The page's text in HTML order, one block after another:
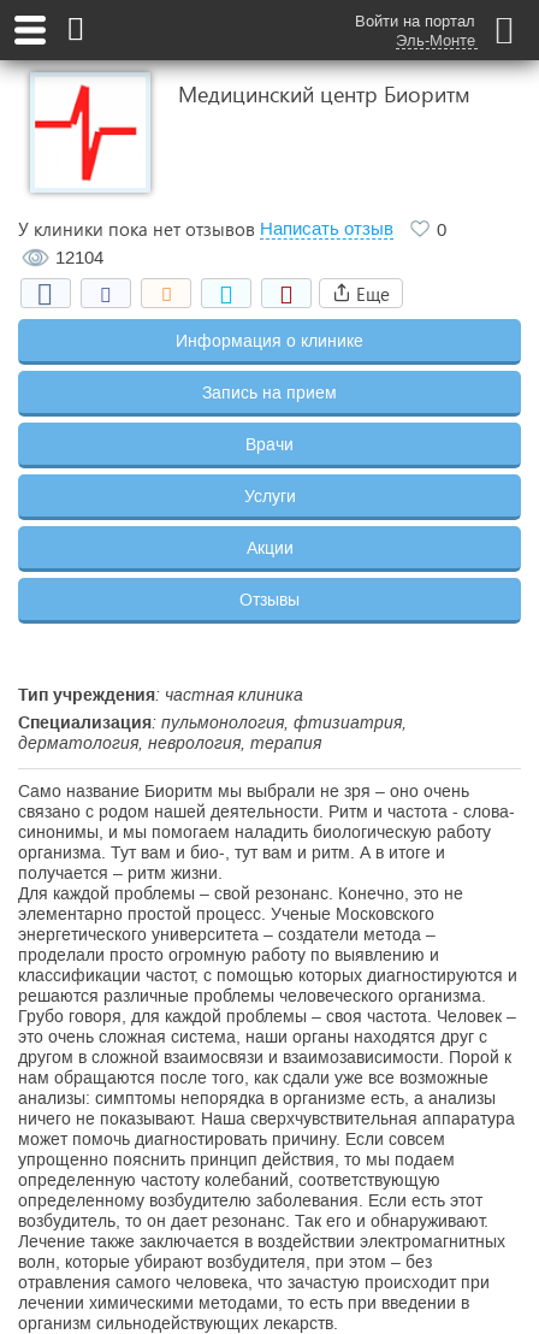
Войти на портал
Эль-Монте
Медицинский центр Биоритм
У клиники пока нет отзывов Написать отзыв
0
12104
Еще
Информация о клинике
Запись на прием
Врачи
Услуги
Акции
Отзывы
Тип учреждения: частная клиника
Специализация: пульмонология, фтизиатрия,
дерматология, неврология, терапия
Само название Биоритм мы выбрали не зря – оно очень
связано с родом нашей деятельности. Ритм и частота - слова-
синонимы, и мы помогаем наладить биологическую работу
организма. Тут вам и био-, тут вам и ритм. А в итоге и
получается – ритм жизни.
Для каждой проблемы – свой резонанс. Конечно, это не
элементарно простой процесс. Ученые Московского
энергетического университета – создатели метода –
проделали просто огромную работу по выявлению и
классификации частот, с помощью которых диагностируются и
решаются различные проблемы человеческого организма.
Грубо говоря, для каждой проблемы – своя частота. Человек –
это очень сложная система, наши органы находятся друг с
другом в сложной взаимосвязи и взаимозависимости. Порой к
нам обращаются после того, как сдали уже все возможные
анализы: симптомы непорядка в организме есть, а анализы
ничего не показывают. Наша сверхчувствительная аппаратура
может помочь диагностировать причину. Если совсем
упрощенно пояснить принцип действия, то мы подаем
определенную частоту колебаний, соответствующую
определенному возбудителю заболевания. Если есть этот
возбудитель, то он дает резонанс. Так его и обнаруживают.
Лечение также заключается в воздействии электромагнитных
волн, которые убирают возбудителя, при этом – без
отравления самого человека, что зачастую происходит при
лечении химическими методами, то есть при введении в
организм сильнодействующих лекарств.